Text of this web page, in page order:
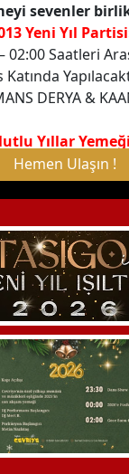
sevenler
Yeni Yıl
02:00 Saatleri
DERYA &
Yıllar Yemeği
Hemen Ulaşın !
X Kapat
ile Bilgi Alın
Alın